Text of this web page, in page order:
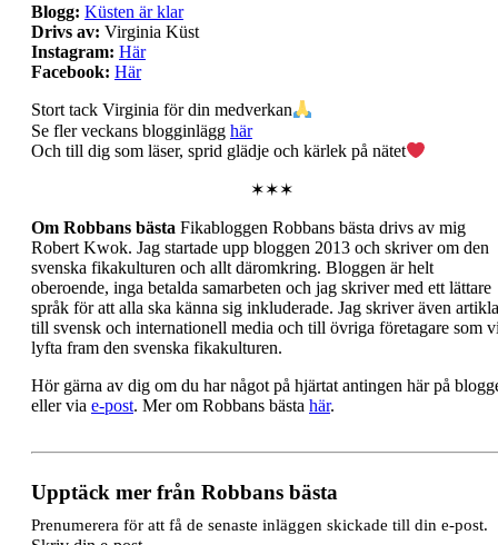
Blogg: Küsten är klar
Drivs av: Virginia Küst
Instagram: Här
Facebook: Här
Stort tack Virginia för din medverkan
Se fler veckans blogginlägg här
Och till dig som läser, sprid glädje och kärlek på nätet
✶✶✶
Om Robbans bästa Fikabloggen Robbans bästa drivs av mig
Robert Kwok. Jag startade upp bloggen 2013 och skriver om den
svenska fikakulturen och allt däromkring. Bloggen är helt
oberoende, inga betalda samarbeten och jag skriver med ett lättare
språk för att alla ska känna sig inkluderade. Jag skriver även
till svensk och internationell media och till övriga företagare som
lyfta fram den svenska fikakulturen.
Hör gärna av dig om du har något på hjärtat antingen här på
eller via e-post. Mer om Robbans bästa här.
Upptäck mer från Robbans bästa
Prenumerera för att få de senaste inläggen skickade till din e-post.